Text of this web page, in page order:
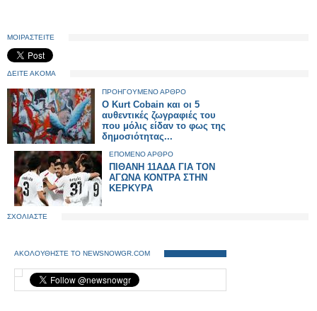
ΜΟΙΡΑΣΤΕΙΤΕ
ΔΕΙΤΕ ΑΚΟΜΑ
ΠΡΟΗΓΟΥΜΕΝΟ ΑΡΘΡΟ
O Kurt Cobain και οι 5
αυθεντικές ζωγραφιές του
που μόλις είδαν το φως της
δημοσιότητας...
ΕΠΟΜΕΝΟ ΑΡΘΡΟ
ΠΙΘΑΝΗ 11ΑΔΑ ΓΙΑ ΤΟΝ
ΑΓΩΝΑ ΚΟΝΤΡΑ ΣΤΗΝ
ΚΕΡΚΥΡΑ
ΣΧΟΛΙΑΣΤΕ
ΑΚΟΛΟΥΘΗΣΤΕ ΤΟ NEWSNOWGR.COM